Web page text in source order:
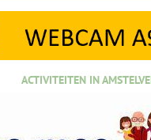
ACTIVITEITEN IN